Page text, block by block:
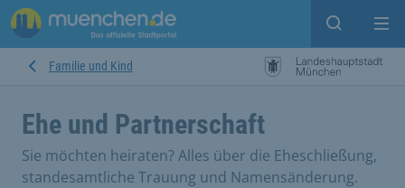
Suche
Familie und Kind
Ehe und Partnerschaft
Sie möchten heiraten? Alles über die Eheschließung,
standesamtliche Trauung und Namensänderung.